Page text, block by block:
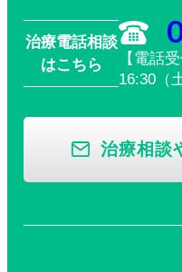
治療電話相談
はこちら
【電話
16:30（
治療相談